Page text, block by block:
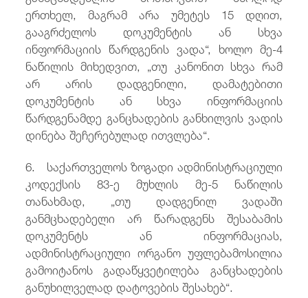
ერთხელ, მაგრამ არა უმეტეს 15 დღით,
გააგრძელოს დოკუმენტის ან სხვა
ინფორმაციის წარდგენის ვადა“, ხოლო მე-4
ნაწილის მიხედვით, „თუ კანონით სხვა რამ
არ არის დადგენილი, დამატებითი
დოკუმენტის ან სხვა ინფორმაციის
წარდგენამდე განცხადების განხილვის ვადის
დინება შეჩერებულად ითვლება“.
6. საქართველოს ზოგადი ადმინისტრაციული
კოდექსის 83-ე მუხლის მე-5 ნაწილის
თანახმად, „თუ დადგენილ ვადაში
განმცხადებელი არ წარადგენს შესაბამის
დოკუმენტს ან ინფორმაციას,
ადმინისტრაციული ორგანო უფლებამოსილია
გამოიტანოს გადაწყვეტილება განცხადების
განუხილველად დატოვების შესახებ“.